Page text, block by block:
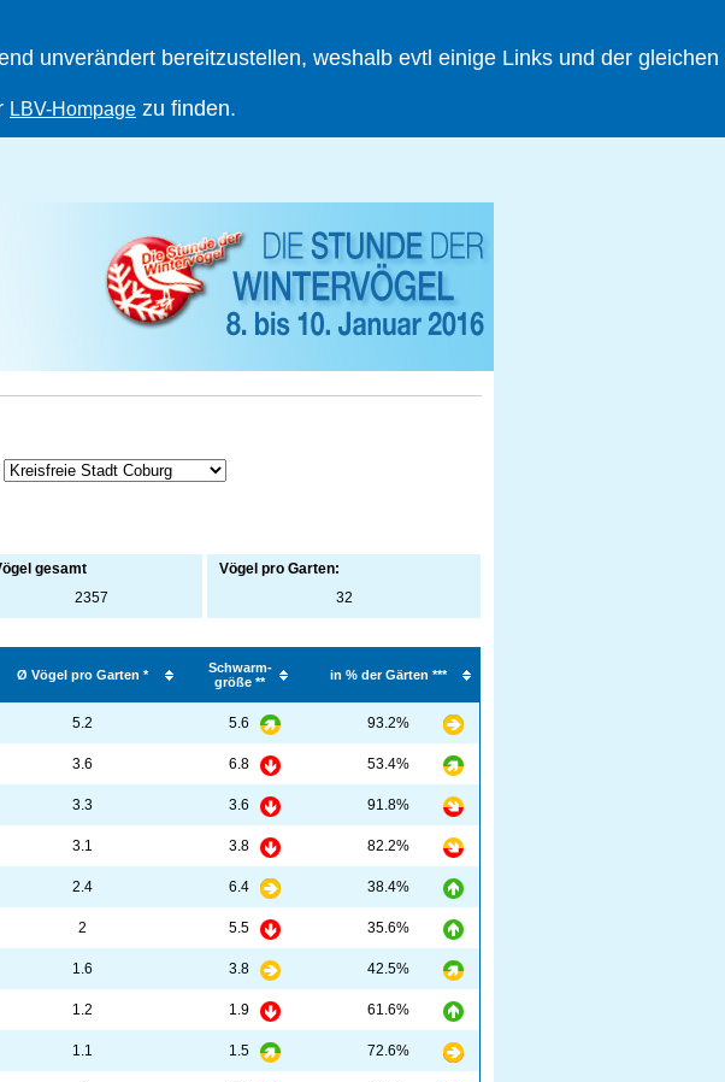
unverändert bereitzustellen, weshalb evtl einige Links und der gleichen
LBV-Hompage zu finden.
gesamt
Vögel pro Garten:
2357 32
Ø Vögel pro Garten *
Schwarm-
größe **
in % der Gärten ***
5.2 5.6 93.2%
3.6 6.8 53.4%
3.3 3.6 91.8%
3.1 3.8 82.2%
2.4 6.4 38.4%
2 5.5 35.6%
1.6 3.8 42.5%
1.2 1.9 61.6%
1.1 1.5 72.6%